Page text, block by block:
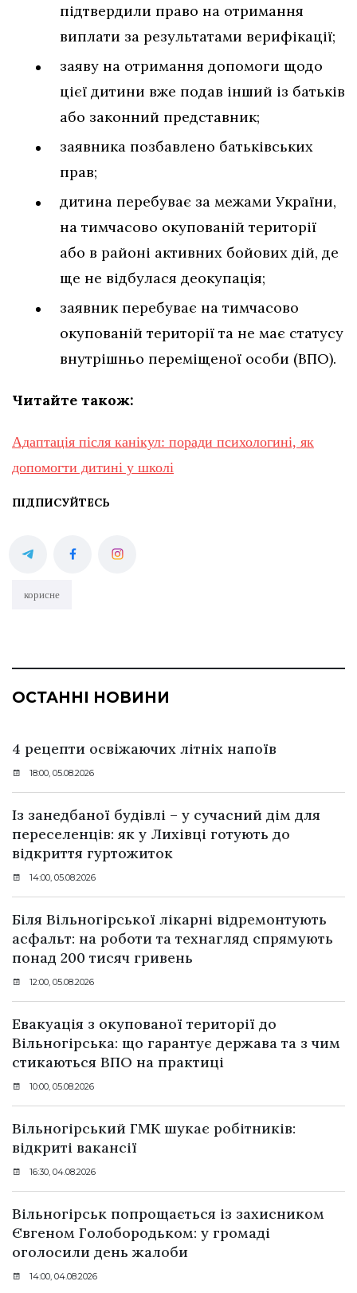
підтвердили право на отримання
виплати за результатами верифікації;
заяву на отримання допомоги щодо
цієї дитини вже подав інший із батьків
або законний представник;
заявника позбавлено батьківських
прав;
дитина перебуває за межами України,
на тимчасово окупованій території
або в районі активних бойових дій, де
ще не відбулася деокупація;
заявник перебуває на тимчасово
окупованій території та не має статусу
внутрішньо переміщеної особи (ВПО).
Читайте також:
Адаптація після канікул: поради психологині, як
допомогти дитині у школі
ПІДПИСУЙТЕСЬ
корисне
ОСТАННІ НОВИНИ
4 рецепти освіжаючих літніх напоїв
18:00, 05.08.2026
Із занедбаної будівлі – у сучасний дім для
переселенців: як у Лихівці готують до
відкриття гуртожиток
14:00, 05.08.2026
Біля Вільногірської лікарні відремонтують
асфальт: на роботи та технагляд спрямують
понад 200 тисяч гривень
12:00, 05.08.2026
Евакуація з окупованої території до
Вільногірська: що гарантує держава та з чим
стикаються ВПО на практиці
10:00, 05.08.2026
Вільногірський ГМК шукає робітників:
відкриті вакансії
16:30, 04.08.2026
Вільногірськ попрощається із захисником
Євгеном Голобородьком: у громаді
оголосили день жалоби
14:00, 04.08.2026